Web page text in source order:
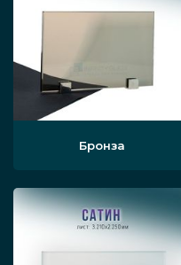
Бронза